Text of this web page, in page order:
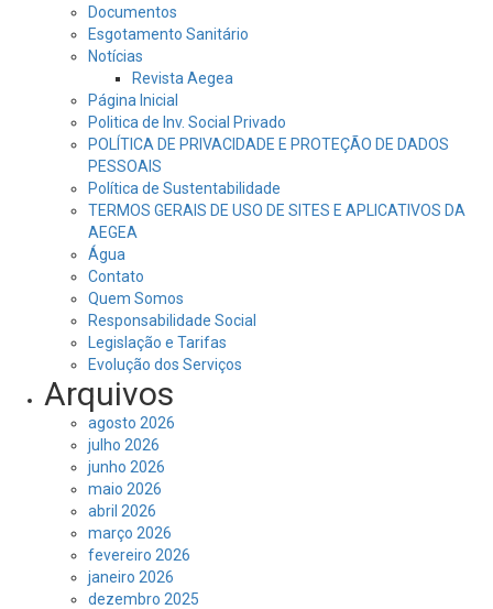
Documentos
Esgotamento Sanitário
Notícias
Revista Aegea
Página Inicial
Politica de Inv. Social Privado
POLÍTICA DE PRIVACIDADE E PROTEÇÃO DE DADOS
PESSOAIS
Política de Sustentabilidade
TERMOS GERAIS DE USO DE SITES E APLICATIVOS DA
AEGEA
Água
Contato
Quem Somos
Responsabilidade Social
Legislação e Tarifas
Evolução dos Serviços
Arquivos
agosto 2026
julho 2026
junho 2026
maio 2026
abril 2026
março 2026
fevereiro 2026
janeiro 2026
dezembro 2025